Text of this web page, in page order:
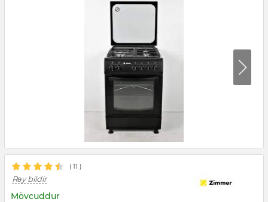
( 11 )
Rəy bildir
Mövcuddur